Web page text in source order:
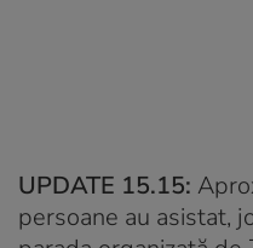
UPDATE 15.15:
persoane au asistat,